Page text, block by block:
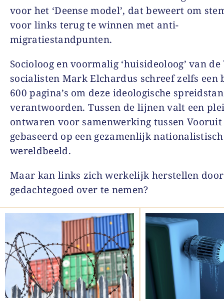
voor het ‘Deense model’, dat beweert om
voor links terug te winnen met anti-
migratiestandpunten.
Socioloog en voormalig ‘huisideoloog’ van
socialisten Mark Elchardus schreef zelfs een
600 pagina’s om deze ideologische
verantwoorden. Tussen de lijnen valt een
ontwaren voor samenwerking tussen Vooruit
gebaseerd op een gezamenlijk nationalistisch
wereldbeeld.
Maar kan links zich werkelijk herstellen
gedachtegoed over te nemen?